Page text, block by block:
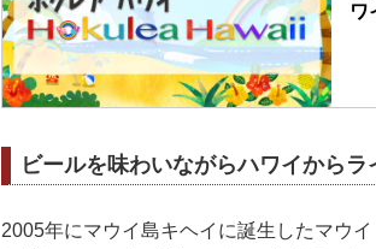
ワ
ビールを味わいながらハワイからラ
2005年にマウイ島キヘイに誕生したマウ